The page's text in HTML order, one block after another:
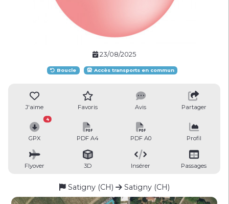
23/08/2025
Boucle Accès transports en commun
J'aime Favoris Avis Partager
GPX
4
PDF A4 PDF A0 Profil
Flyover 3D Insérer Passages
Satigny (CH) Satigny (CH)